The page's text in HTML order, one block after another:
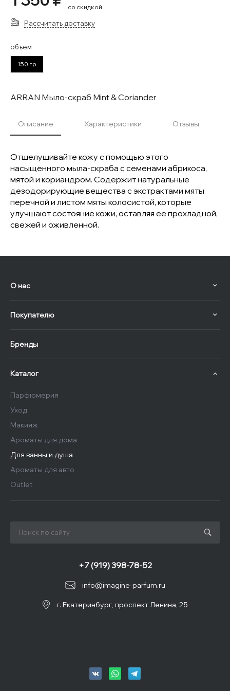
со скидкой
Рассчитать доставку
объем
150 гр
ARRAN Мыло-скраб Mint & Coriander
Описание Характеристики Отзывы
Отшелушивайте кожу с помощью этого
насыщенного мыла-скраба с семенами абрикоса,
мятой и кориандром. Содержит натуральные
дезодорирующие вещества с экстрактами мяты
перечной и листом мяты колосистой, которые
улучшают состояние кожи, оставляя ее прохладной,
свежей и оживленной.
О нас
Покупателю
Бренды
Каталог
Парфюмерия
Уход
Макияж
Ароматы для дома
Для ванны и душа
Ароматы для авто
Outlet
info@imagine-parfum.ru
+7 (919) 398-78-52
г. Екатеринбург, проспект Ленина, 25